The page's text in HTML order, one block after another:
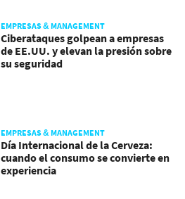
EMPRESAS & MANAGEMENT
Ciberataques golpean a empresas
de EE.UU. y elevan la presión sobre
su seguridad
EMPRESAS & MANAGEMENT
Día Internacional de la Cerveza:
cuando el consumo se convierte en
experiencia